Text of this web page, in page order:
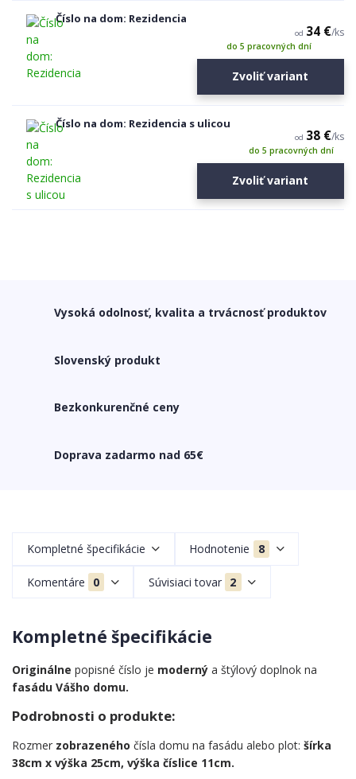
Číslo na dom: Rezidencia
od 34 €/ks
do 5 pracovných dní
Zvoliť variant
Číslo na dom: Rezidencia s ulicou
od 38 €/ks
do 5 pracovných dní
Zvoliť variant
Vysoká odolnosť, kvalita a trvácnosť produktov
Slovenský produkt
Bezkonkurenčné ceny
Doprava zadarmo nad 65€
Kompletné špecifikácie Hodnotenie 8
Komentáre 0 Súvisiaci tovar 2
Kompletné špecifikácie
Originálne popisné číslo je moderný a štýlový doplnok na
fasádu Vášho domu.
Podrobnosti o produkte:
Rozmer zobrazeného čísla domu na fasádu alebo plot: šírka
38cm x výška 25cm, výška číslice 11cm.